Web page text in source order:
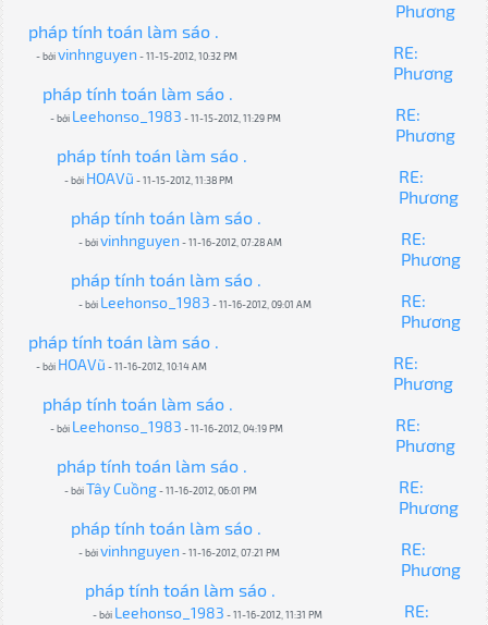
Phương
pháp tính toán làm sáo .
- bởivinhnguyen - 11-15-2012, 10:32 PM
RE:
Phương
pháp tính toán làm sáo .
- bởi Leehonso_1983 - 11-15-2012, 11:29 PM
RE:
Phương
pháp tính toán làm sáo .
- bởi HOAVũ - 11-15-2012, 11:38 PM
RE:
Phương
pháp tính toán làm sáo .
- bởivinhnguyen - 11-16-2012, 07:28 AM
RE:
Phương
pháp tính toán làm sáo .
- bởi Leehonso_1983 - 11-16-2012, 09:01 AM
RE:
Phương
pháp tính toán làm sáo .
- bởi HOAVũ - 11-16-2012, 10:14 AM
RE:
Phương
pháp tính toán làm sáo .
- bởi Leehonso_1983 - 11-16-2012, 04:19 PM
RE:
Phương
pháp tính toán làm sáo .
- bởiTây Cuồng- 11-16-2012, 06:01 PM
RE:
Phương
pháp tính toán làm sáo .
- bởivinhnguyen - 11-16-2012, 07:21 PM
RE:
Phương
pháp tính toán làm sáo .
- bởi Leehonso_1983 - 11-16-2012, 11:31 PM
RE: